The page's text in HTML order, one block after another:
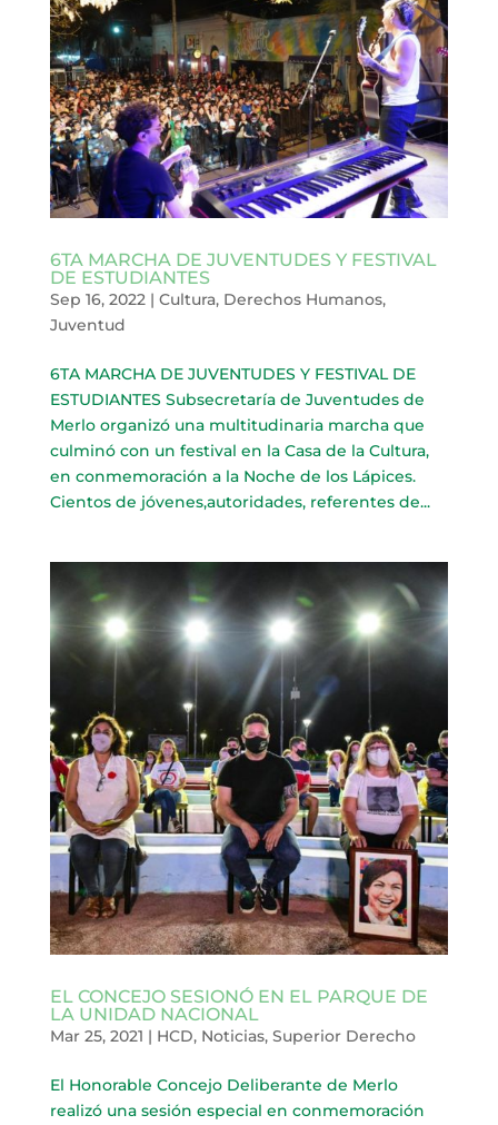
6TA MARCHA DE JUVENTUDES Y FESTIVAL
DE ESTUDIANTES
Sep 16, 2022| Cultura, Derechos Humanos,
Juventud
6TA MARCHA DE JUVENTUDES Y FESTIVAL DE
ESTUDIANTES Subsecretaría de Juventudes de
Merlo organizó una multitudinaria marcha que
culminó con un festival en la Casa de la Cultura,
en conmemoración a la Noche de los Lápices.
Cientos de jóvenes,autoridades, referentes de...
EL CONCEJO SESIONÓ EN EL PARQUE DE
LA UNIDAD NACIONAL
Mar 25, 2021 | HCD, Noticias, Superior Derecho
El Honorable Concejo Deliberante de Merlo
realizó una sesión especial en conmemoración